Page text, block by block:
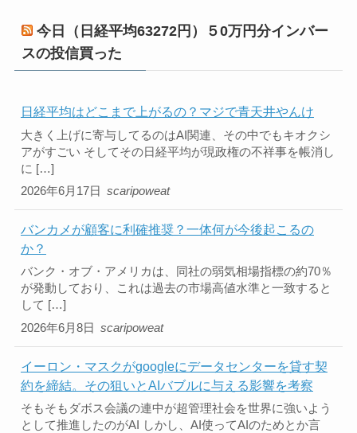
今日（日経平均63272円）５0万円分インバー
スの投信買った
日経平均はどこまで上がるの？マジで青天井やんけ
2026年6月17日
大きく上げに寄与してるのはAI関連、その中でもキオクシ
アがすごい そしてその日経平均が現政権の不祥事を帳消し
に […]
scaripoweat
バンカメが顧客に利確推奨？一体何が今後起こるの
か？
2026年6月8日
バンク・オブ・アメリカは、同社の弱気相場指標の約70％
が発動しており、これは過去の市場高値水準と一致すると
して […]
scaripoweat
イーロン・マスクがgoogleにデータセンターを貸す契
約を締結。その狙いとAIバブルに与える影響を考察
そもそもダボス会議の連中が超管理社会を世界に強いよう
として推進したのがAI しかし、AI使ってAIのためとか言